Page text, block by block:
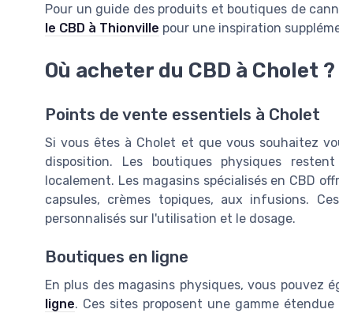
Pour un guide des produits et boutiques de
le CBD à Thionville pour une inspiration
Où acheter du CBD à Cholet ?
Points de vente essentiels à Cholet
Si vous êtes à Cholet et que vous souhaitez
disposition. Les boutiques physiques
localement. Les magasins spécialisés en CBD
capsules, crèmes topiques, aux infusions.
personnalisés sur l'utilisation et le dosage.
Boutiques en ligne
En plus des magasins physiques, vous pouvez
ligne. Ces sites proposent une gamme